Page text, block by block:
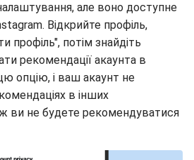
але воно доступне
Відкрийте профіль,
профіль", потім знайдіть
рекомендації акаунта в
опцію, і ваш акаунт не
в інших
ви не будете рекомендуватися